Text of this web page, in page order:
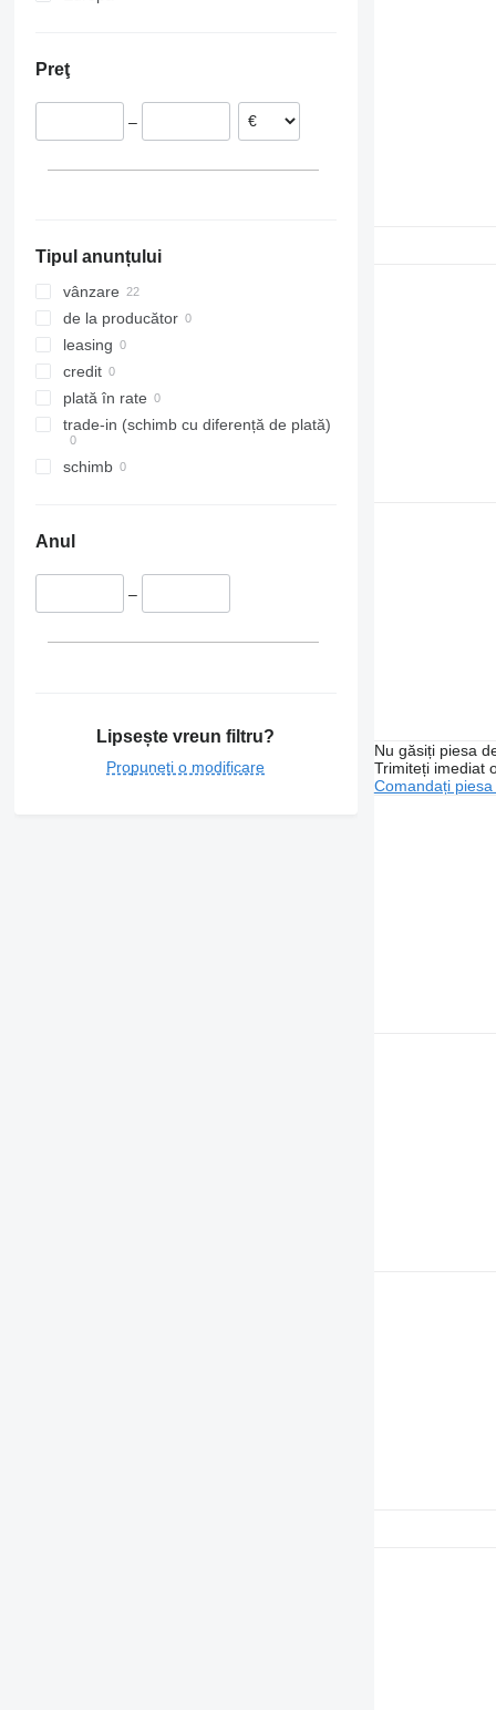
Belgia
Spania
Preţ
–
Tipul anunțului
vânzare
de la producător
leasing
credit
plată în rate
trade-in (schimb cu diferență de plată)
schimb
Anul
–
Lipsește vreun filtru?
Propuneți o modificare
Nu găsiți piesa
Trimiteți imediat
Comandați